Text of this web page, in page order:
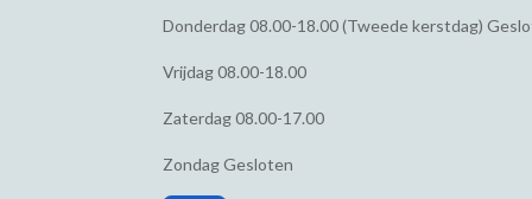
Donderdag08.00-18.00 (Tweede kerstdag)
Vrijdag08.00-18.00
Zaterdag08.00-17.00
ZondagGesloten